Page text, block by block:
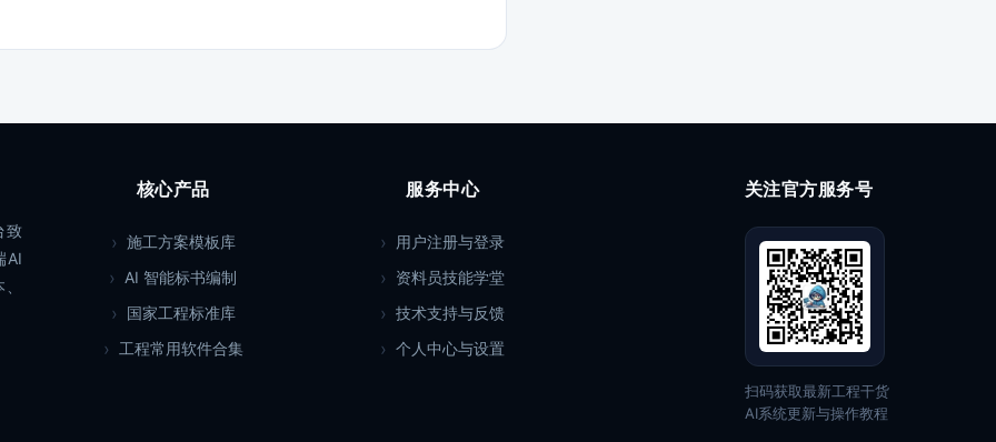
致
AI
核心产品
施工方案模板库
AI 智能标书编制
国家工程标准库
工程常用软件合集
服务中心
用户注册与登录
资料员技能学堂
技术支持与反馈
个人中心与设置
关注官方服务号
扫码获取最新工程干货
AI系统更新与操作教程